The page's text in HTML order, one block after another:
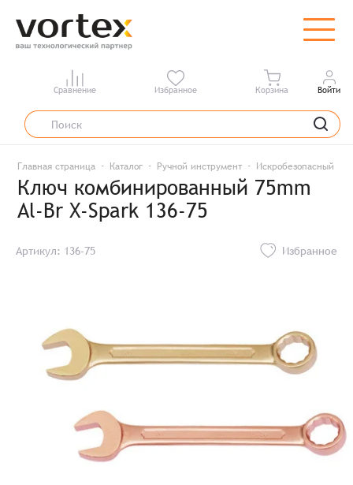
Сравнение Избранное Корзина Войти
Главная страница Каталог Ручной инструмент Искробезопасный
Ключ комбинированный 75mm
Al-Br X-Spark 136-75
Артикул: 136-75 Избранное